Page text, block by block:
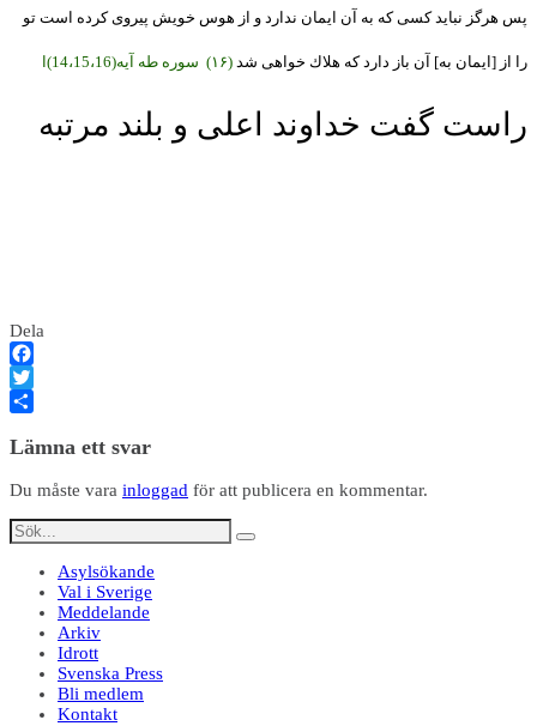
پس هرگز نبايد كسى كه به آن ايمان ندارد و از هوس خويش پيروى كرده است تو
را از [ايمان به] آن باز دارد كه هلاك خواهى شد (۱۶) سوره طه آیه(14،15،16)ا
راست گفت خداوند اعلی و بلند مرتبه
Dela
Facebook
Twitter
Lämna ett svar
Du måste vara inloggad för att publicera en kommentar.
Asylsökande
Val i Sverige
Meddelande
Arkiv
Idrott
Svenska Press
Bli medlem
Kontakt